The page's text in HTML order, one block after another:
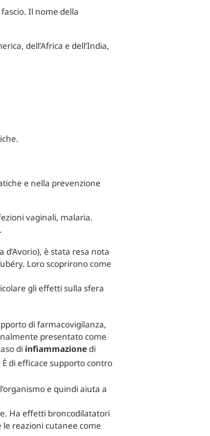
Il nome della
dell’Africa e dell’India,
e nella prevenzione
vaginali, malaria.
d’Avorio), è stata resa nota
Loro scoprirono come
gli effetti sulla sfera
di farmacovigilanza,
presentato come
di infiammazione di
È di efficace supporto contro
e quindi aiuta a
Ha effetti broncodilatatori
le reazioni cutanee come